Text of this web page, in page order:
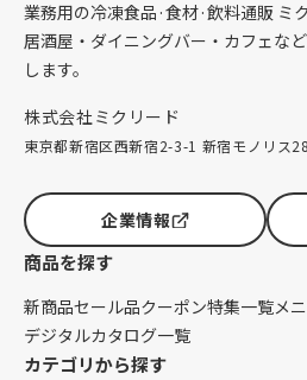
業務用の冷凍食品·食材·飲料通販 ミ
居酒屋・ダイニングバー・カフェな
します。
株式会社ミクリード
東京都新宿区西新宿2-3-1 新宿モノリス
企業情報
商品を探す
新商品セール品クーポン特集一覧メ
デジタルカタログ一覧
カテゴリから探す